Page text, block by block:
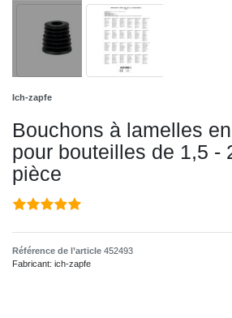
Ich-zapfe
Bouchons à lamelles
pour bouteilles de 1,5 -
pièce
Référence de l’article 452493
Fabricant: ich-zapfe